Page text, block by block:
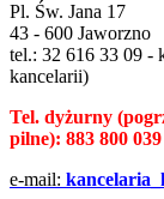
Pl. Św. Jana 17
43 - 600 Jaworzno
tel.: 32 616 33 09 -
kancelarii)
Tel. dyżurny
pilne): 883 800 039
e-mail: